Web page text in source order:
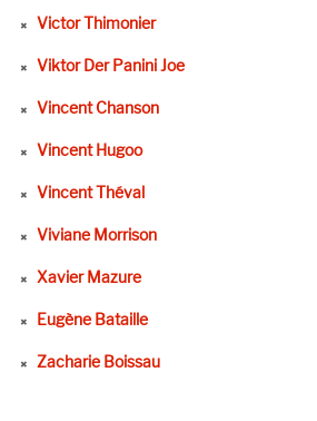
Victor Thimonier
Viktor Der Panini Joe
Vincent Chanson
Vincent Hugoo
Vincent Théval
Viviane Morrison
Xavier Mazure
Eugène Bataille
Zacharie Boissau